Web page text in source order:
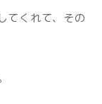
てくれて、その